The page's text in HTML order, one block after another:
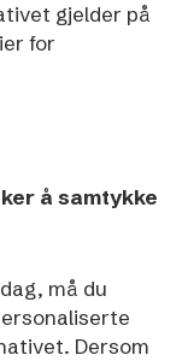
gjelder på
for
å samtykke
må du
Dersom